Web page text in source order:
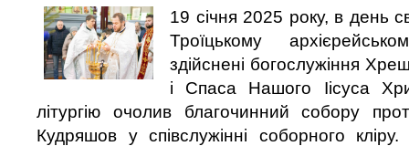
19 січня 2025 року, в день
Троїцькому
здійснені богослужіння
і Спаса Нашого Іісуса
літургію очолив благочинний собору
Кудряшов у співслужінні соборного